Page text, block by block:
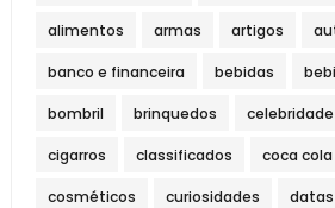
alimentos armas artigos
banco e financeira bebidas
bombril brinquedos celebridade
cigarros classificados coca cola
cosméticos curiosidades